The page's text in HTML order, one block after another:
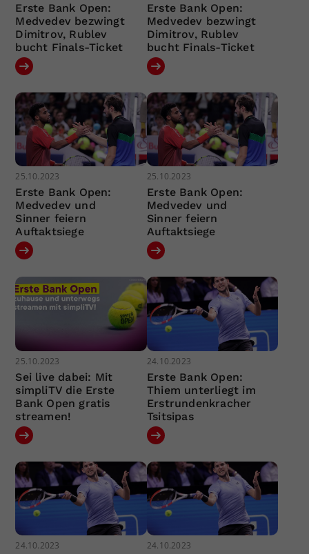
Erste Bank Open:
Medvedev bezwingt
Dimitrov, Rublev
bucht Finals-Ticket
Erste Bank Open:
Medvedev bezwingt
Dimitrov, Rublev
bucht Finals-Ticket
25.10.2023
Erste Bank Open:
Medvedev und
Sinner feiern
Auftaktsiege
25.10.2023
Erste Bank Open:
Medvedev und
Sinner feiern
Auftaktsiege
25.10.2023
Sei live dabei: Mit
simpliTV die Erste
Bank Open gratis
streamen!
24.10.2023
Erste Bank Open:
Thiem unterliegt im
Erstrundenkracher
Tsitsipas
24.10.2023 24.10.2023